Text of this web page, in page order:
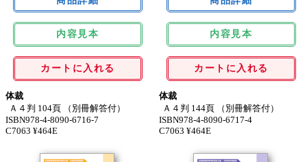
内容見本
カートに入れる
体裁
Ａ４判 104頁 （別冊解答付）
ISBN978-4-8090-6716-7
C7063 ¥464E
内容見本
カートに入れる
体裁
Ａ４判 144頁 （別冊解答付）
ISBN978-4-8090-6717-4
C7063 ¥464E